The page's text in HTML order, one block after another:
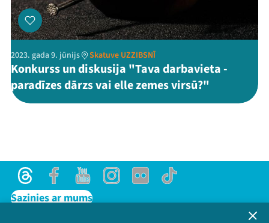
2023. gada 9. jūnijs Skatuve UZZIBSNĪ
Konkurss un diskusija "Tava darbavieta -
paradīzes dārzs vai elle zemes virsū?"
ThreadsFacebookYoutubeInstagram
Flick TikTok
Sazinies ar mums